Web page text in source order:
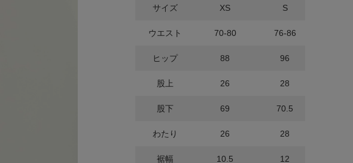
サイズ XS S
ウエスト 70-80 76-86
ヒップ 88 96
股上 26 28
股下 69 70.5
わたり 26 28
裾幅 10.5 12